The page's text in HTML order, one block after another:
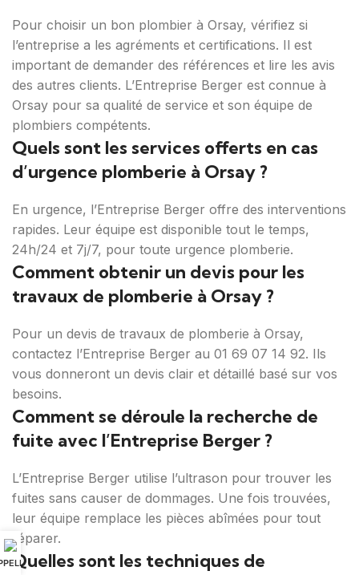
Pour choisir un bon plombier à Orsay, vérifiez si
l’entreprise a les agréments et certifications. Il est
important de demander des références et lire les avis
des autres clients. L’Entreprise Berger est connue à
Orsay pour sa qualité de service et son équipe de
plombiers compétents.
Quels sont les services offerts en cas
d’urgence plomberie à Orsay ?
En urgence, l’Entreprise Berger offre des interventions
rapides. Leur équipe est disponible tout le temps,
24h/24 et 7j/7, pour toute urgence plomberie.
Comment obtenir un devis pour les
travaux de plomberie à Orsay ?
Pour un devis de travaux de plomberie à Orsay,
contactez l’Entreprise Berger au 01 69 07 14 92. Ils
vous donneront un devis clair et détaillé basé sur vos
besoins.
Comment se déroule la recherche de
fuite avec l’Entreprise Berger ?
L’Entreprise Berger utilise l’ultrason pour trouver les
fuites sans causer de dommages. Une fois trouvées,
leur équipe remplace les pièces abîmées pour tout
réparer.
Quelles sont les techniques de